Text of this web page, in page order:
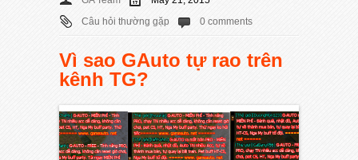
Câu hỏi thường gặp
0 comments
Vì sao GAuto tự rao trên
kênh TG?